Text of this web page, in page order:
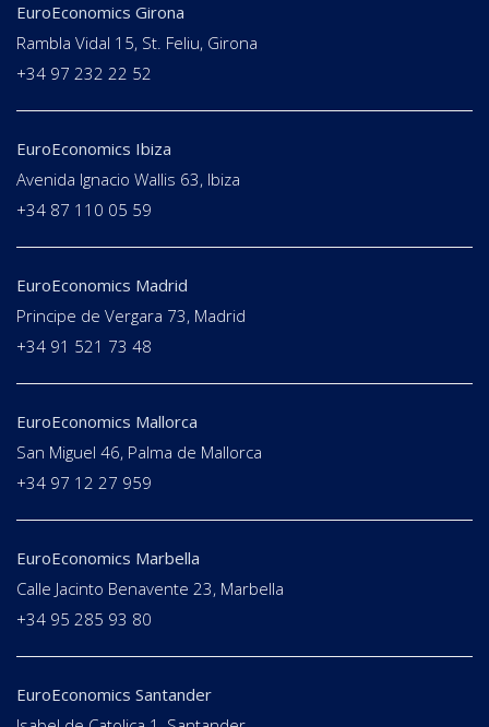
EuroEconomics Girona
Rambla Vidal 15, St. Feliu, Girona
+34 97 232 22 52
EuroEconomics Ibiza
Avenida Ignacio Wallis 63, Ibiza
+34 87 110 05 59
EuroEconomics Madrid
Principe de Vergara 73, Madrid
+34 91 521 73 48
EuroEconomics Mallorca
San Miguel 46, Palma de Mallorca
+34 97 12 27 959
EuroEconomics Marbella
Calle Jacinto Benavente 23, Marbella
+34 95 285 93 80
EuroEconomics Santander